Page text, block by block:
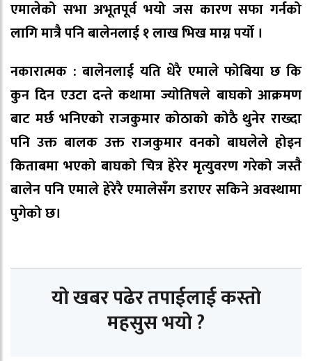
एमालेको सभा अभूतपूर्व भयो जस कारण सफा गर्नको
लागि मात्रै पनि बालेनलाई १ लाख भिख माग्न पर्यो ।
नकारात्मक : बालेनलाई यति धेरै एमाले फोबिया छ कि
कुन दिन एउटा दन्ते कथामा ज्योतिषले बाघको आक्रमण
बाट मर्छ भनिएको राजकुमार कोठाको कोठै थुनेर राख्दा
पनि उक्त बालक उक्त राजकुमार वनको बाघलेले होइन
किताबमा भएको बाघको चित्र हेरेर मृत्युवरण गरेको जस्तै
बालेन पनि एमाले हेरेरै एमालेसँग डराएर सकिने अवस्थामा
पुगेको छ।
यो खबर पढेर तपाईलाई कस्तो
महसुस भयो ?